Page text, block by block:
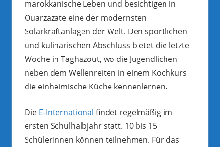
marokkanische Leben und besichtigen in
Ouarzazate eine der modernsten
Solarkraftanlagen der Welt. Den sportlichen
und kulinarischen Abschluss bietet die letzte
Woche in Taghazout, wo die Jugendlichen
neben dem Wellenreiten in einem Kochkurs
die einheimische Küche kennenlernen.
Die E-International findet regelmäßig im
ersten Schulhalbjahr statt. 10 bis 15
SchülerInnen können teilnehmen. Für das